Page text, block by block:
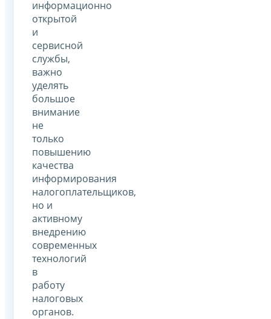
информационно
открытой
и
сервисной
службы,
важно
уделять
большое
внимание
не
только
повышению
качества
информирования
налогоплательщиков,
но и
активному
внедрению
современных
технологий
в
работу
налоговых
органов.